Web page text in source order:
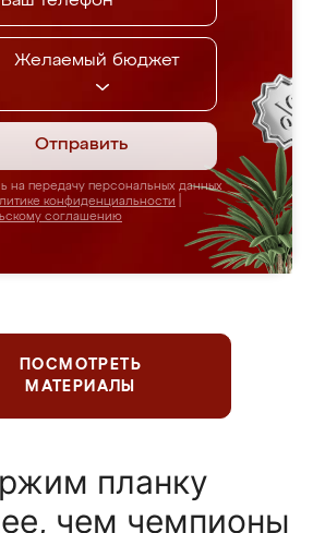
Желаемый бюджет
Отправить
на передачу персональных данных
конфиденциальности
соглашению
ПОСМОТРЕТЬ
МАТЕРИАЛЫ
планку
чем чемпионы